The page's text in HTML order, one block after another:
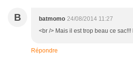
B batmomo 24/08/2014 11:27
<br /> Mais il est trop beau ce sac!!!
Répondre